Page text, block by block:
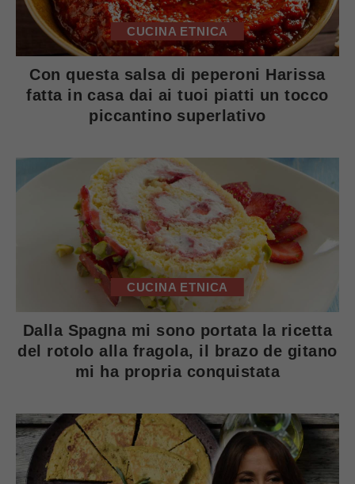
CUCINA ETNICA
Con questa salsa di peperoni Harissa
fatta in casa dai ai tuoi piatti un tocco
piccantino superlativo
CUCINA ETNICA
Dalla Spagna mi sono portata la ricetta
del rotolo alla fragola, il brazo de gitano
mi ha propria conquistata